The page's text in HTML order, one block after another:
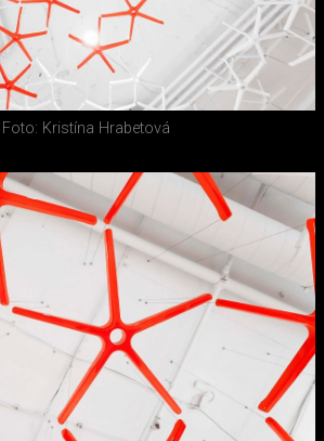
Foto: Kristína Hrabetová